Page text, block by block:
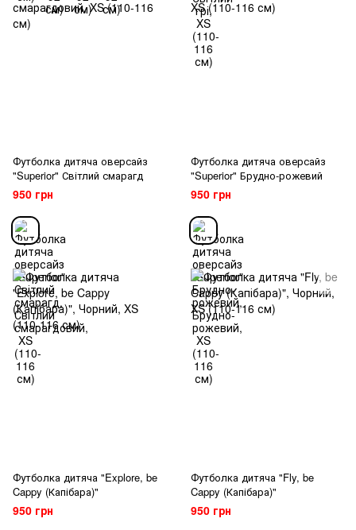
Футболка дитяча оверсайз
"Superior" Світлий смарагд
950 грн
Футболка дитяча оверсайз
"Superior" Брудно-рожевий
950 грн
Футболка дитяча "Explore, be
Cappy (Капібара)"
950 грн
Футболка дитяча "Fly, be
Cappy (Капібара)"
950 грн